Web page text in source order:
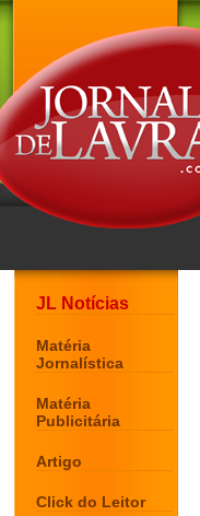
JL Notícias
Matéria
Jornalística
Matéria
Publicitária
Artigo
Click do Leitor